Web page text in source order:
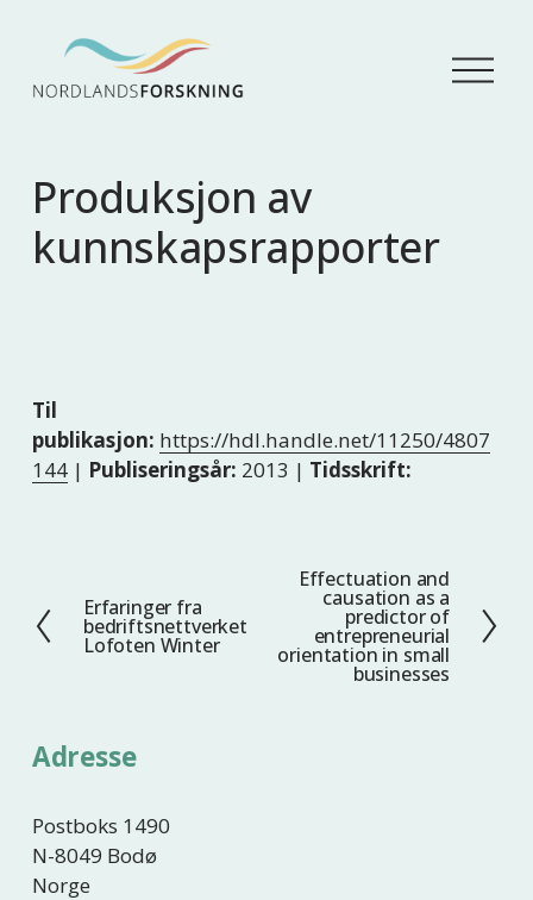
Å
p
Produksjon av
kunnskapsrapporter
Til
publikasjon: https://hdl.handle.net/11250/4807
144| Publiseringsår: 2013 | Tidsskrift:
F
o
g
Erfaringer fra
bedriftsnettverket
Lofoten Winter
Effectuation and
causation as a
predictor of
entrepreneurial
orientation in small
businesses
Adresse
Postboks 1490
N-8049 Bodø
Norge